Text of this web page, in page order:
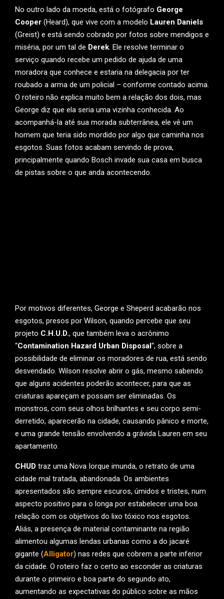
No outro lado da moeda, está o fotógrafo George
Cooper (Heard), que vive com a modelo Lauren Daniels
(Greist) e está sendo cobrado por fotos sobre mendigos e
miséria, por um tal de Derek. Ele resolve terminar o
serviço quando recebe um pedido de ajuda de uma
moradora que conhece e estaria na delegacia por ter
roubado a arma de um policial – conforme contado acima.
O roteiro não explica muito bem a relação dos dois, mas
George diz que ela seria uma vizinha conhecida. Ao
acompanhá-la até sua morada subterrânea, ele vê um
homem que teria sido mordido por algo que caminha nos
esgotos. Suas fotos acabam servindo de prova,
principalmente quando Bosch invade sua casa em busca
de pistas sobre o que anda acontecendo.
Por motivos diferentes, George e Sheperd acabarão nos
esgotos, presos por Wilson, quando percebe que seu
projeto C.H.U.D., que também leva o acrônimo
“Contamination Hazard Urban Disposal“, sobre a
possibilidade de eliminar os moradores de rua, está sendo
desvendado. Wilson resolve abrir o gás, mesmo sabendo
que alguns acidentes poderão acontecer, para que as
criaturas apareçam e possam ser eliminadas. Os
monstros, com seus olhos brilhantes e seu corpo semi-
derretido, aparecerão na cidade, causando pânico e morte,
e uma grande tensão envolvendo a grávida Lauren em seu
apartamento.
CHUD traz uma Nova Iorque imunda, o retrato de uma
cidade mal tratada, abandonada. Os ambientes
apresentados são sempre escuros, úmidos e tristes, num
aspecto positivo para o longa por estabelecer uma boa
relação com os objetivos do lixo tóxico nos esgotos.
Aliás, a presença de material contaminante na região
alimentou algumas lendas urbanas como a do jacaré
gigante (Alligator) nas redes que cobrem a parte inferior
da cidade. O roteiro faz o certo ao esconder as criaturas
durante o primeiro e boa parte do segundo ato,
aumentando as expectativas do público sobre as mãos